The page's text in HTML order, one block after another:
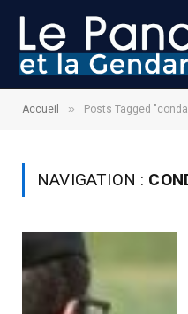
Accueil » Posts Tagged
NAVIGATION :